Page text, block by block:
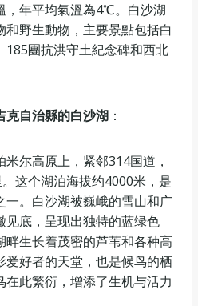
，年平均氣溫為4℃。白沙湖
野生動物，主要景點包括白
185團抗洪守土紀念碑和西北
克自治縣的白沙湖 ：
尔高原上，紧邻314国道，
这个湖泊海拔约4000米，是
一。白沙湖被巍峨的雪山和广
见底，呈现出独特的蓝绿色
生长着茂密的芦苇和各种高
爱好者的天堂，也是候鸟的栖
此繁衍，增添了生机与活力